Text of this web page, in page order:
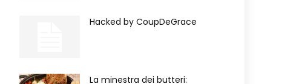
Hacked by CoupDeGrace
La minestra dei butteri: